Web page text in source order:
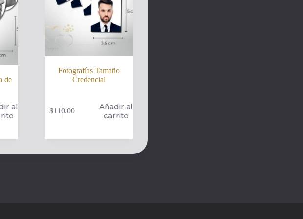
de
al
Fotografías Tamaño
Credencial
$110.00
Añadir al
carrito